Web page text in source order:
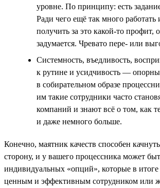
уровне. По принципу: есть
Ради чего ещё так много
получить за это какой-то профит,
задумается. Чревато пере- или
Системность, въедливость,
к рутине и усидчивость —
в собирательном образе
им такие сотрудники часто
компаний и знают всё о том, как
и даже немного больше.
Конечно, маятник качеств способен
сторону, и у вашего процессника может
индивидуальных «опций», которые в итоге
ценным и эффективным сотрудником или